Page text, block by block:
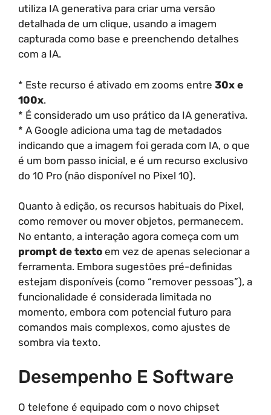
utiliza IA generativa para criar uma versão
detalhada de um clique, usando a imagem
capturada como base e preenchendo detalhes
com a IA.
* Este recurso é ativado em zooms entre 30x e
100x.
* É considerado um uso prático da IA generativa.
* A Google adiciona uma tag de metadados
indicando que a imagem foi gerada com IA, o que
é um bom passo inicial, e é um recurso exclusivo
do 10 Pro (não disponível no Pixel 10).
Quanto à edição, os recursos habituais do Pixel,
como remover ou mover objetos, permanecem.
No entanto, a interação agora começa com um
prompt de texto em vez de apenas selecionar a
ferramenta. Embora sugestões pré-definidas
estejam disponíveis (como “remover pessoas”), a
funcionalidade é considerada limitada no
momento, embora com potencial futuro para
comandos mais complexos, como ajustes de
sombra via texto.
Desempenho E Software
O telefone é equipado com o novo chipset